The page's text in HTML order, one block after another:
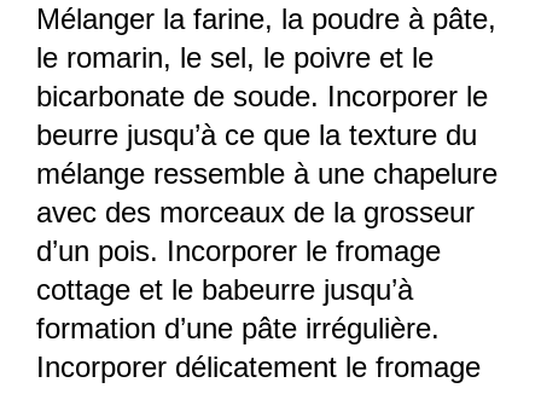
Mélanger la farine, la poudre à pâte,
le romarin, le sel, le poivre et le
bicarbonate de soude. Incorporer le
beurre jusqu’à ce que la texture du
mélange ressemble à une chapelure
avec des morceaux de la grosseur
d’un pois. Incorporer le fromage
cottage et le babeurre jusqu’à
formation d’une pâte irrégulière.
Incorporer délicatement le fromage